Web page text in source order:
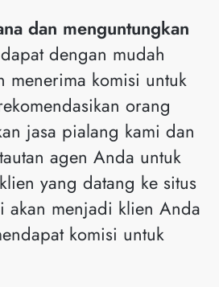
dan menguntungkan
dengan mudah
menerima komisi untuk
orang
jasa pialang kami dan
agen Anda untuk
yang datang ke situs
akan menjadi klien Anda
komisi untuk